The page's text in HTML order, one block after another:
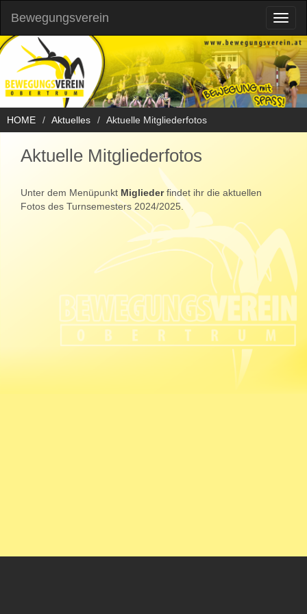
Bewegungsverein
HOME Aktuelles Aktuelle Mitgliederfotos
Aktuelle Mitgliederfotos
Unter dem Menüpunkt Miglieder findet ihr die aktuellen
Fotos des Turnsemesters 2024/2025.